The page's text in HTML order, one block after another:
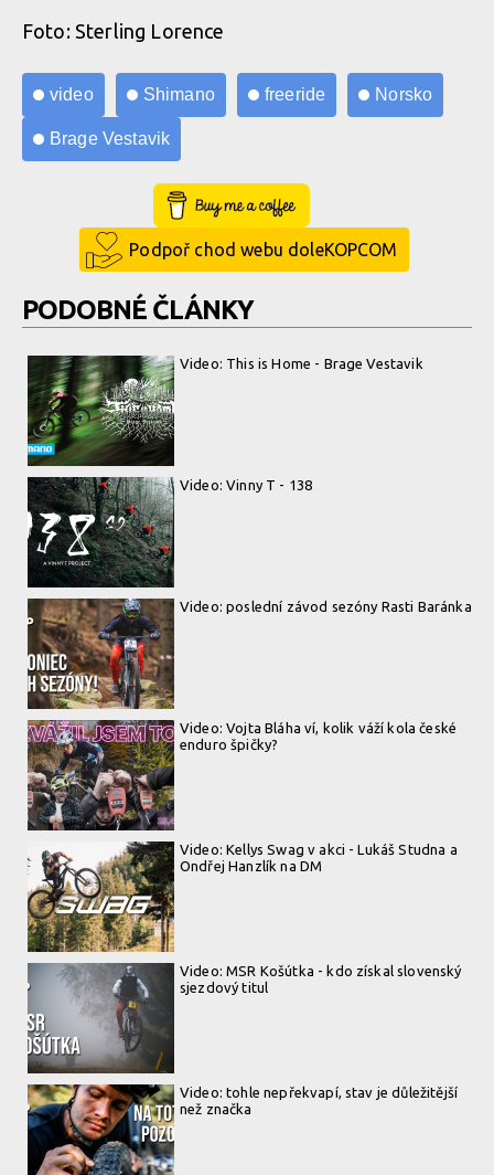
Foto: Sterling Lorence
video Shimano freeride Norsko
Brage Vestavik
Buy Me a Coffee
Podpoř chod webu doleKOPCOM
PODOBNÉ ČLÁNKY
Video: This is Home - Brage Vestavik
Video: Vinny T - 138
Video: poslední závod sezóny Rasti Baránka
Video: Vojta Bláha ví, kolik váží kola české
enduro špičky?
Video: Kellys Swag v akci - Lukáš Studna a
Ondřej Hanzlík na DM
Video: MSR Košútka - kdo získal slovenský
sjezdový titul
Video: tohle nepřekvapí, stav je důležitější
než značka